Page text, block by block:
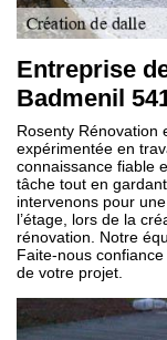
Entreprise
Badmenil
Rosenty Rénovation
expérimentée en
connaissance fiable
tâche tout en
intervenons pour
l’étage, lors de la
rénovation. Notre
Faite-nous
de votre projet.